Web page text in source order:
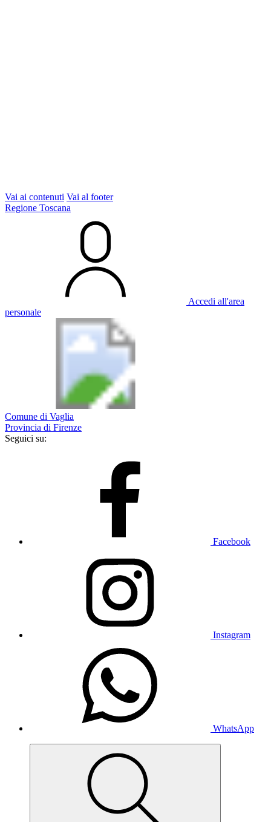
Vai ai contenuti Vai al footer
Regione Toscana
Accedi all'area
personale
Comune di Vaglia
Provincia di Firenze
Seguici su:
Facebook
Instagram
WhatsApp